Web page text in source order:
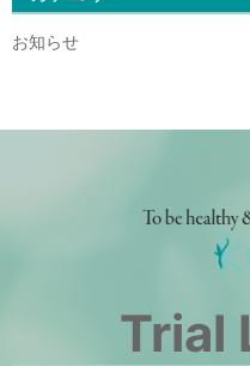
お知らせ
Trial